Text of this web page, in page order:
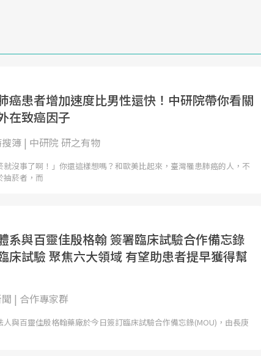
癌患者增加速度比男性還快！中研院帶你看關
在致癌因子
簿 | 中研院 研之有物
就沒事了啊！」你還這樣想嗎？和歐美比起來，臺灣罹患肺癌的人，不
抽菸者，而
系與百靈佳殷格翰 簽署臨床試驗合作備忘錄
床試驗 聚焦六大領域 有望助患者提早獲得幫
| 合作專家群
人與百靈佳殷格翰藥廠於今日簽訂臨床試驗合作備忘錄(MOU)，由長庚